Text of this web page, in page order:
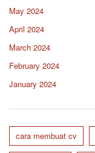
May 2024
April 2024
March 2024
February 2024
January 2024
cara membuat cv